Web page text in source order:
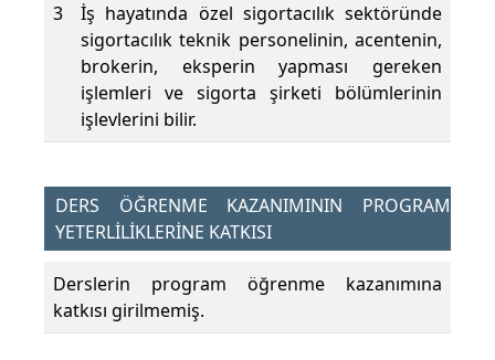
3
İş hayatında özel sigortacılık sektöründe
sigortacılık teknik personelinin, acentenin,
brokerin, eksperin yapması gereken
işlemleri ve sigorta şirketi bölümlerinin
işlevlerini bilir.
DERS ÖĞRENME KAZANIMININ PROGRAM
YETERLİLİKLERİNE KATKISI
Derslerin program öğrenme kazanımına
katkısı girilmemiş.